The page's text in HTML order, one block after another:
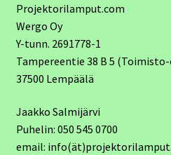
Projektorilamput.com
Wergo Oy
Y-tunn. 2691778-1
Tampereentie 38 B 5
37500 Lempäälä
Jaakko Salmijärvi
Puhelin: 050 545 0700
email: